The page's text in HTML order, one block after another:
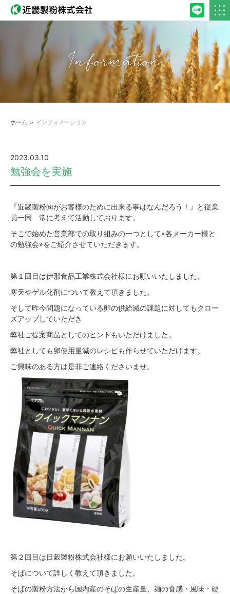
Information
ホーム ＞ インフォメーション
2023.03.10
勉強会を実施
『近畿製粉㈱がお客様のために出来る事はなんだろう！』と従業
員一同 常に考えて活動しております。
そこで始めた営業部での取り組みの一つとして«各メーカー様と
の勉強会»をご紹介させていただきます。
第１回目は伊那食品工業株式会社様にお願いいたしました。
寒天やゲル化剤について教えて頂きました。
そして昨今問題になっている卵の供給減の課題に対してもクロー
ズアップしていただき
弊社ご提案商品としてのヒントもいただけました。
弊社としても卵使用量減のレシピも作らせていただけます。
ご興味のある方は是非ご連絡くださいませ。
第２回目は日穀製粉株式会社様にお願いいたしました。
そばについて詳しく教えて頂きました。
そばの製粉方法から国内産のそばの生産量、麺の食感・風味・硬